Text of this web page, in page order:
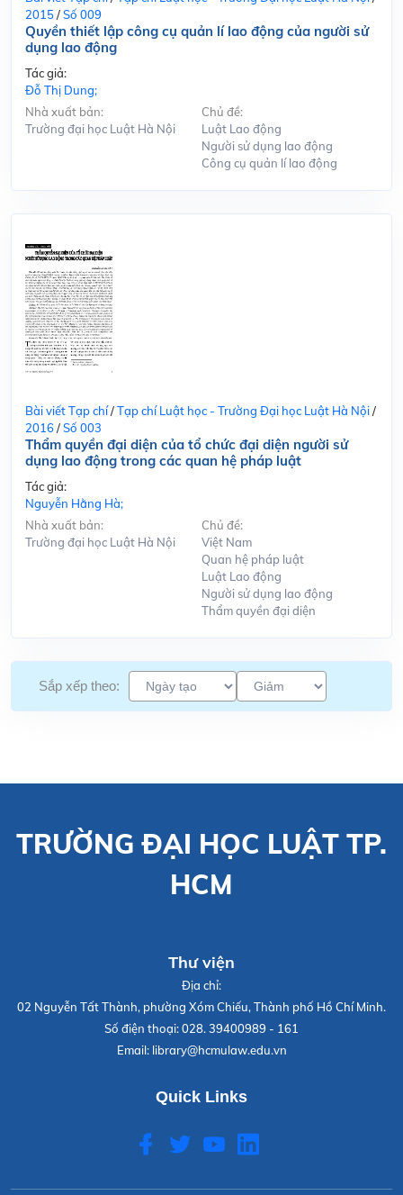
2015/Số 009
Quyền thiết lập công cụ quản lí lao động của người sử
dụng lao động
Tác giả:
Đỗ Thị Dung;
Nhà xuất bản:
Trường đại học Luật Hà Nội
Chủ đề:
Luật Lao động
Người sử dụng lao động
Công cụ quản lí lao động
Bài viết Tạp chí/Tạp chí Luật học - Trường Đại học Luật Hà Nội/
2016/Số 003
Thẩm quyền đại diện của tổ chức đại diện người sử
dụng lao động trong các quan hệ pháp luật
Tác giả:
Nguyễn Hằng Hà;
Nhà xuất bản:
Trường đại học Luật Hà Nội
Chủ đề:
Việt Nam
Quan hệ pháp luật
Luật Lao động
Người sử dụng lao động
Thẩm quyền đại diện
Sắp xếp theo:
TRƯỜNG ĐẠI HỌC LUẬT TP.
HCM
Thư viện
Địa chỉ:
02 Nguyễn Tất Thành, phường Xóm Chiếu, Thành phố Hồ Chí Minh.
Số điện thoại:028. 39400989 - 161
Email: library@hcmulaw.edu.vn
Quick Links